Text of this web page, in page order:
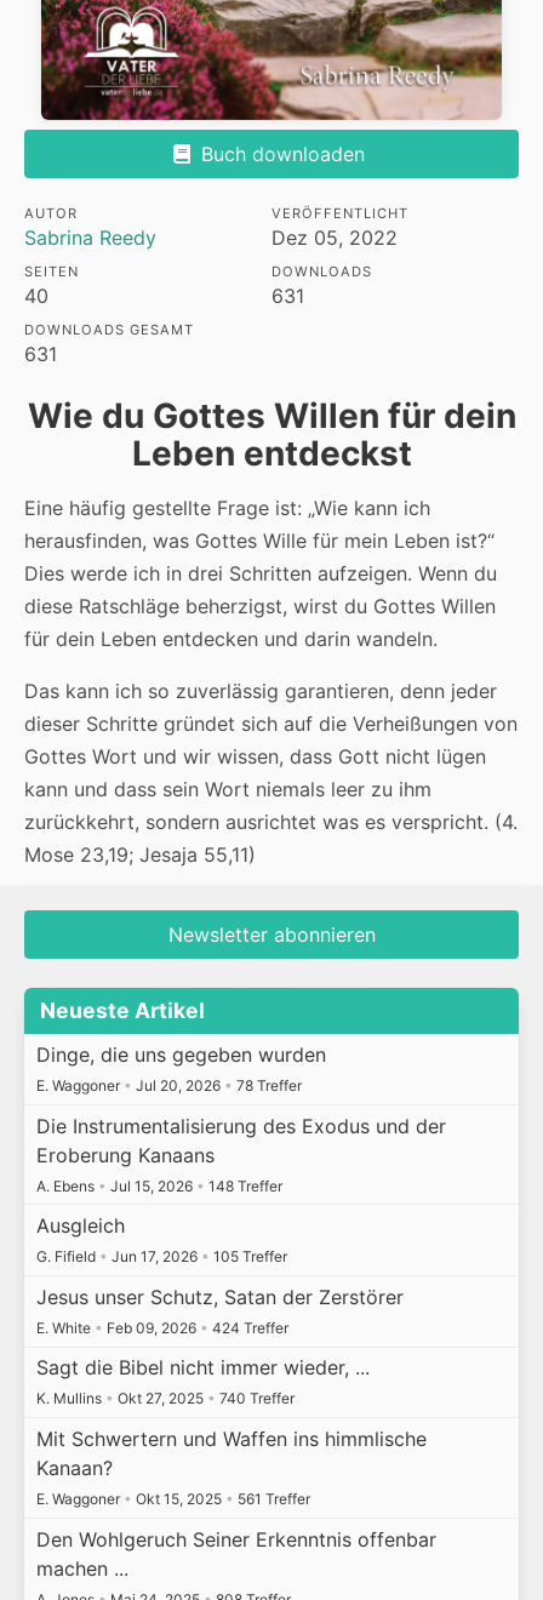
Buch downloaden
AUTOR
Sabrina Reedy
VERÖFFENTLICHT
Dez 05, 2022
SEITEN
40
DOWNLOADS
631
DOWNLOADS GESAMT
631
Wie du Gottes Willen für dein
Leben entdeckst
Eine häufig gestellte Frage ist: „Wie kann ich
herausfinden, was Gottes Wille für mein Leben ist?“
Dies werde ich in drei Schritten aufzeigen. Wenn du
diese Ratschläge beherzigst, wirst du Gottes Willen
für dein Leben entdecken und darin wandeln.
Das kann ich so zuverlässig garantieren, denn jeder
dieser Schritte gründet sich auf die Verheißungen von
Gottes Wort und wir wissen, dass Gott nicht lügen
kann und dass sein Wort niemals leer zu ihm
zurückkehrt, sondern ausrichtet was es verspricht. (4.
Mose 23,19; Jesaja 55,11)
Newsletter abonnieren
Neueste Artikel
Dinge, die uns gegeben wurden
E. Waggoner • Jul 20, 2026 • 78 Treffer
Die Instrumentalisierung des Exodus und der
Eroberung Kanaans
A. Ebens • Jul 15, 2026 • 148 Treffer
Ausgleich
G. Fifield • Jun 17, 2026 • 105 Treffer
Jesus unser Schutz, Satan der Zerstörer
E. White • Feb 09, 2026 • 424 Treffer
Sagt die Bibel nicht immer wieder, ...
K. Mullins • Okt 27, 2025 • 740 Treffer
Mit Schwertern und Waffen ins himmlische
Kanaan?
E. Waggoner • Okt 15, 2025 • 561 Treffer
Den Wohlgeruch Seiner Erkenntnis offenbar
machen ...